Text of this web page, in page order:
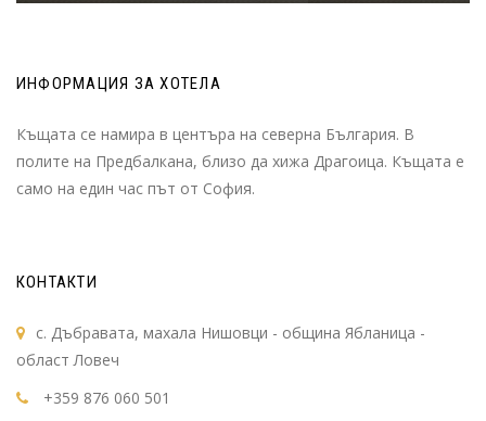
ИНФОРМАЦИЯ ЗА ХОТЕЛА
Къщата се намира в центъра на северна България. В
полите на Предбалкана, близо да хижа Драгоица. Къщата е
само на един час път от София.
КОНТАКТИ
с. Дъбравата, махала Нишовци - община Ябланица -
област Ловеч
+359 876 060 501